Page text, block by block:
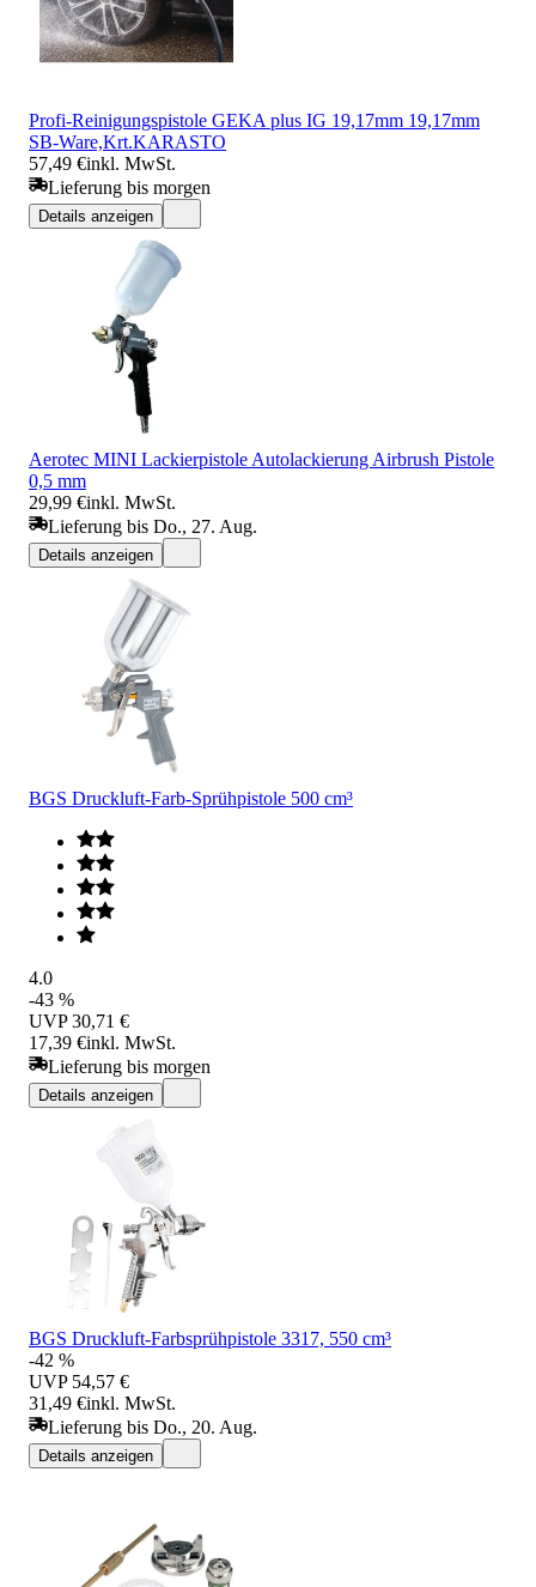
Profi-Reinigungspistole GEKA plus IG 19,17mm 19,17mm
SB-Ware,Krt.KARASTO
57,49 €inkl. MwSt.
Lieferung bis morgen
Details anzeigen
Aerotec MINI Lackierpistole Autolackierung Airbrush Pistole
0,5 mm
29,99 €inkl. MwSt.
Lieferung bis Do., 27. Aug.
Details anzeigen
BGS Druckluft-Farb-Sprühpistole 500 cm³
4.0
-43 %
UVP 30,71 €
17,39 €inkl. MwSt.
Lieferung bis morgen
Details anzeigen
BGS Druckluft-Farbsprühpistole 3317, 550 cm³
-42 %
UVP 54,57 €
31,49 €inkl. MwSt.
Lieferung bis Do., 20. Aug.
Details anzeigen